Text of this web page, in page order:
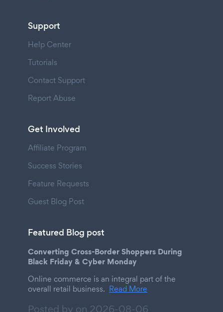
Support
Help Center
Tutorials
Contact Support
Report Abuse
Get Involved
Affiliate Program
Success Stories
Feature Requests
Guest Blog Post
Featured Blog post
Converting Cross-Border Shoppers During
Black Friday & Cyber Monday
Online commerce is an integral part of the
overall retail business. Read More
Posted by on 2026-08-06